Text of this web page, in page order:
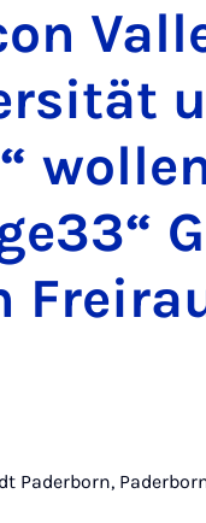
Paderborn,